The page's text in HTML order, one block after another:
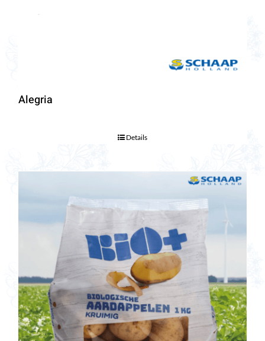
Alegria
Details